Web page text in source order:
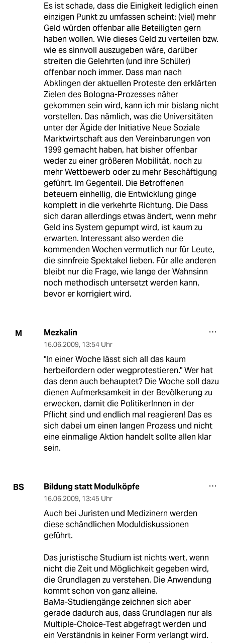
Es ist schade, dass die Einigkeit lediglich einen
einzigen Punkt zu umfassen scheint: (viel) mehr
Geld würden offenbar alle Beteiligten gern
haben wollen. Wie dieses Geld zu verteilen bzw.
wie es sinnvoll auszugeben wäre, darüber
streiten die Gelehrten (und ihre Schüler)
offenbar noch immer. Dass man nach
Abklingen der aktuellen Proteste den erklärten
Zielen des Bologna-Prozesses näher
gekommen sein wird, kann ich mir bislang nicht
vorstellen. Das nämlich, was die Universitäten
unter der Ägide der Initiative Neue Soziale
Marktwirtschaft aus den Vereinbarungen von
1999 gemacht haben, hat bisher offenbar
weder zu einer größeren Mobilität, noch zu
mehr Wettbewerb oder zu mehr Beschäftigung
geführt. Im Gegenteil. Die Betroffenen
beteuern einhellig, die Entwicklung ginge
komplett in die verkehrte Richtung. Die Dass
sich daran allerdings etwas ändert, wenn mehr
Geld ins System gepumpt wird, ist kaum zu
erwarten. Interessant also werden die
kommenden Wochen vermutlich nur für Leute,
die sinnfreie Spektakel lieben. Für alle anderen
bleibt nur die Frage, wie lange der Wahnsinn
noch methodisch untersetzt werden kann,
bevor er korrigiert wird.
M Mezkalin
16.06.2009, 13:54 Uhr
"In einer Woche lässt sich all das kaum
herbeifordern oder wegprotestieren." Wer hat
das denn auch behauptet? Die Woche soll dazu
dienen Aufmerksamkeit in der Bevölkerung zu
erwecken, damit die PolitikerInnen in der
Pflicht sind und endlich mal reagieren! Das es
sich dabei um einen langen Prozess und nicht
eine einmalige Aktion handelt sollte allen klar
sein.
BS Bildung statt Modulköpfe
16.06.2009, 13:45 Uhr
Auch bei Juristen und Medizinern werden
diese schändlichen Moduldiskussionen
geführt.
Das juristische Studium ist nichts wert, wenn
nicht die Zeit und Möglichkeit gegeben wird,
die Grundlagen zu verstehen. Die Anwendung
kommt schon von ganz alleine.
BaMa-Studiengänge zeichnen sich aber
gerade dadurch aus, dass Grundlagen nur als
Multiple-Choice-Test abgefragt werden und
ein Verständnis in keiner Form verlangt wird.